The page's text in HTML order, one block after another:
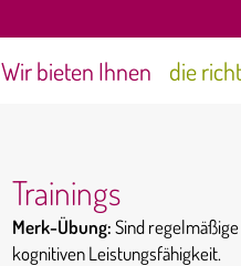
Wir bieten Ihnen die
Trainings
Merk-Übung:Sind
kognitiven Leistungsfähigkeit.